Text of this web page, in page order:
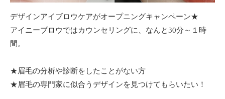
デザインアイブロウケアがオープニングキャンペーン★
アイニーブロウではカウンセリングに、なんと30分～１時
間。
★眉毛の分析や診断をしたことがない方
★眉毛の専門家に似合うデザインを見つけてもらいたい！